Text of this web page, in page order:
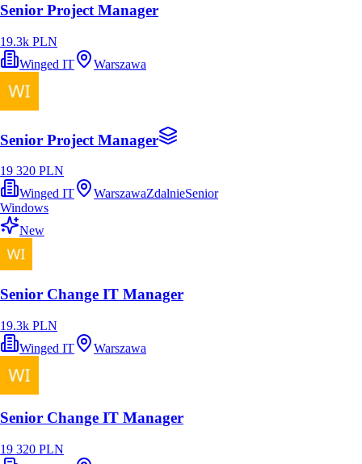
Senior Project Manager
19.3k PLN
Winged IT
Warszawa
Senior Project Manager
19 320 PLN
Winged IT
WarszawaZdalnieSenior
Windows
New
Senior Change IT Manager
19.3k PLN
Winged IT
Warszawa
Senior Change IT Manager
19 320 PLN